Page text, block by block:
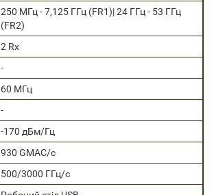
250 МГц - 7,125 ГГц (FR1)| 24 ГГц - 53 ГГц
(FR2)
2 Rx
-
60 МГц
-
-170 дБм/Гц
930 GMAC/с
500/3000 ГГц/с